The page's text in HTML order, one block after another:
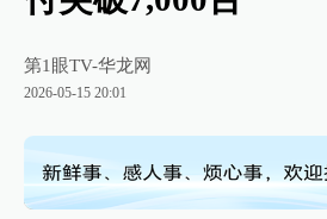
第1眼TV-华龙网
2026-05-15 20:01